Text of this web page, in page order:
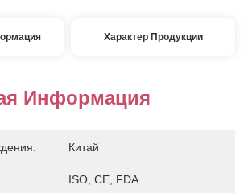
Характер Продукции
Информация
Китай
ISO, CE, FDA